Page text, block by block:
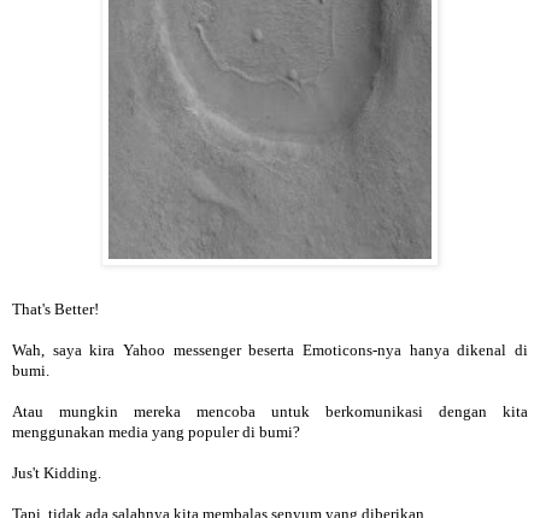
That's Better!
Wah, saya kira Yahoo messenger beserta Emoticons-nya hanya dikenal di
bumi.
Atau mungkin mereka mencoba untuk berkomunikasi dengan kita
menggunakan media yang populer di bumi?
Jus't Kidding.
Tapi, tidak ada salahnya kita membalas senyum yang diberikan...